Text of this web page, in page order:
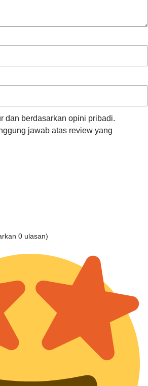
dan berdasarkan opini pribadi.
jawab atas review yang
0 ulasan)